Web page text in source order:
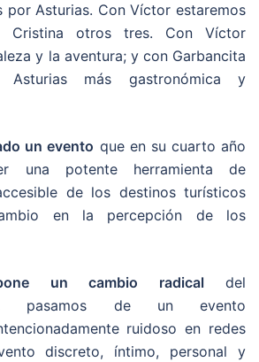
por Asturias. Con Víctor estaremos
otros tres. Con Víctor
y la aventura; y con Garbancita
Asturias más gastronómica y
un evento que en su cuarto año
una potente herramienta de
de los destinos turísticos
en la percepción de los
un cambio radicaldel
pasamos de un evento
ruidoso en redes
discreto, íntimo, personal y